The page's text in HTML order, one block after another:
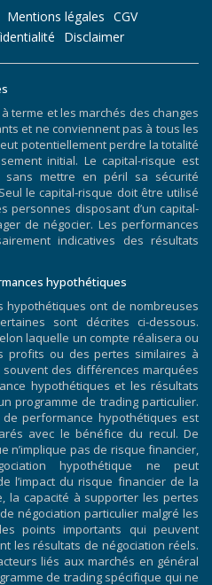
Mentions légales CGV
Disclaimer
terme et les marchés des changes
et ne conviennent pas à tous les
potentiellement perdre la totalité
initial. Le capital-risque est
sans mettre en péril sa sécurité
le capital-risque doit être utilisé
personnes disposant d’un capital-
de négocier. Les performances
indicatives des résultats
hypothétiques
hypothétiques ont de nombreuses
sont décrites ci-dessous.
laquelle un compte réalisera ou
profits ou des pertes similaires à
des différences marquées
hypothétiques et les résultats
programme de trading particulier.
performance hypothétiques est
avec le bénéfice du recul. De
n’implique pas de risque financier,
hypothétique ne peut
l’impact du risque financier de la
la capacité à supporter les pertes
négociation particulier malgré les
points importants qui peuvent
les résultats de négociation réels.
liés aux marchés en général
de trading spécifique qui ne